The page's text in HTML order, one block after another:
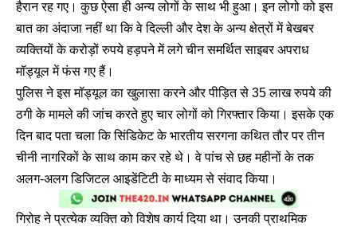
हैरान रह गए। कुछ ऐसा ही अन्य लोगों के साथ भी हुआ। इन लोगो को इस
बात का अंदाजा नहीं था कि वे दिल्ली और देश के अन्य क्षेत्रों में बेखबर
व्यक्तियों के करोड़ों रुपये हड़पने में लगे चीन समर्थित साइबर अपराध
मॉड्यूल में फंस गए हैं।
पुलिस ने इस मॉड्यूल का खुलासा करने और पीड़ित से 35 लाख रुपये की
ठगी के मामले की जांच करते हुए चार लोगों को गिरफ्तार किया। इसके एक
दिन बाद पता चला कि सिंडिकेट के भारतीय सरगना कथित तौर पर तीन
चीनी नागरिकों के साथ काम कर रहे थे। वे पांच से छह महीनों के तक
अलग-अलग डिजिटल आइडेंटिटी के माध्यम से संवाद किया।
गिरोह ने प्रत्येक व्यक्ति को विशेष कार्य दिया था। उनकी प्राथमिक